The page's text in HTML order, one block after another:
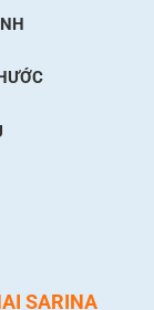
SARINA